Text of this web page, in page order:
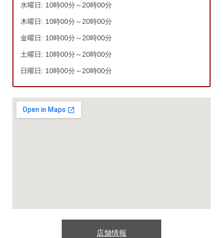
水曜日: 10時00分～20時00分
木曜日: 10時00分～20時00分
金曜日: 10時00分～20時00分
土曜日: 10時00分～20時00分
日曜日: 10時00分～20時00分
店舗情報